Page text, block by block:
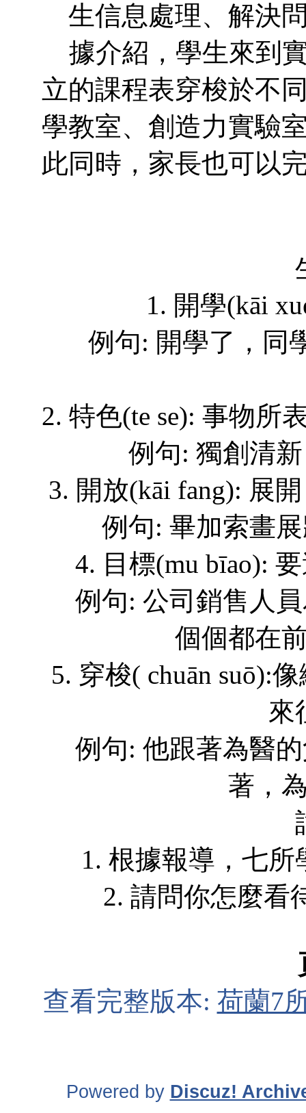
生信息處理、解決
據介紹，學生來到
立的課程表穿梭於不
學教室、創造力實驗
此同時，家長也可以
1. 開學(kāi
例句: 開學了，同
2. 特色(te se): 事物所
例句: 獨創清新
3. 開放(kāi fang): 展
例句: 畢加索畫展
4. 目標(mu bīao):
例句: 公司銷售人
個個都在
5. 穿梭( chuān suō):
來
例句: 他跟著為醫
著，
1. 根據報導，七
2. 請問你怎麼看
查看完整版本: 荷蘭7
Powered by Discuz!